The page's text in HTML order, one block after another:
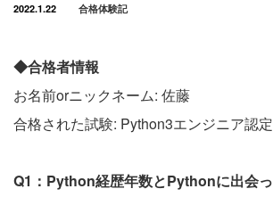
2022.1.22 合格体験記
◆合格者情報
お名前orニックネーム: 佐藤
合格された試験: Python3エンジニア認
Q1：Python経歴年数とPythonに出会